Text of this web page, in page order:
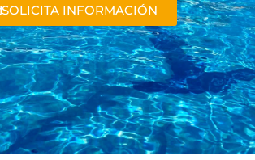
SOLICITA INFORMACIÓN